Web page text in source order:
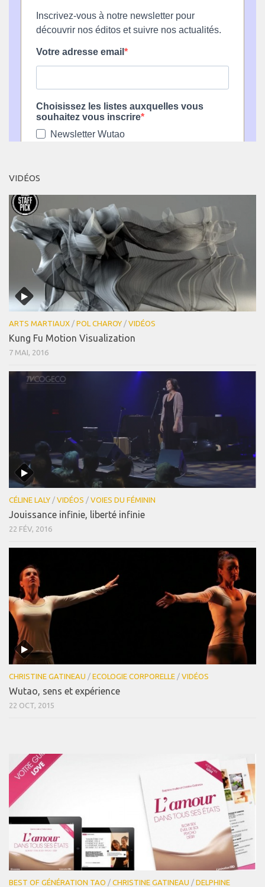
VIDÉOS
ARTS MARTIAUX / POL CHAROY / VIDÉOS
Kung Fu Motion Visualization
7 MAI, 2016
CÉLINE LALY / VIDÉOS / VOIES DU FÉMININ
Jouissance infinie, liberté infinie
22 FÉV, 2016
CHRISTINE GATINEAU / ECOLOGIE CORPORELLE / VIDÉOS
Wutao, sens et expérience
22 OCT, 2015
BEST OF GÉNÉRATION TAO / CHRISTINE GATINEAU / DELPHINE